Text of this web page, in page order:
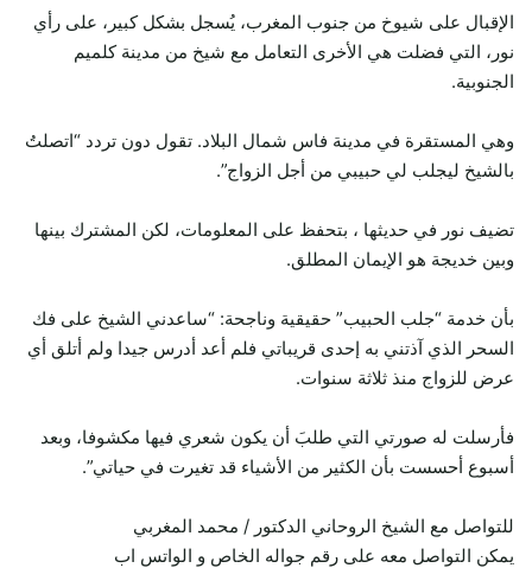
الإقبال على شيوخ من جنوب المغرب، يُسجل بشكل كبير، على رأي
نور، التي فضلت هي الأخرى التعامل مع شيخ من مدينة كلميم
الجنوبية.
وهي المستقرة في مدينة فاس شمال البلاد. تقول دون تردد “اتصلتُ
بالشيخ ليجلب لي حبيبي من أجل الزواج”.
تضيف نور في حديثها ، بتحفظ على المعلومات، لكن المشترك بينها
وبين خديجة هو الإيمان المطلق.
بأن خدمة “جلب الحبيب” حقيقية وناجحة: “ساعدني الشيخ على فك
السحر الذي آذتني به إحدى قريباتي فلم أعد أدرس جيدا ولم أتلق أي
عرض للزواج منذ ثلاثة سنوات.
فأرسلت له صورتي التي طلبَ أن يكون شعري فيها مكشوفا، وبعد
أسبوع أحسست بأن الكثير من الأشياء قد تغيرت في حياتي”.
للتواصل مع الشيخ الروحاني الدكتور / محمد المغربي
يمكن التواصل معه على رقم جواله الخاص و الواتس اب